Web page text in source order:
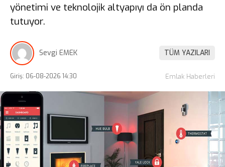
yönetimi ve teknolojik altyapıyı da ön planda
tutuyor.
Sevgi EMEK TÜM YAZILARI
Giriş: 06-08-2026 14:30 Emlak Haberleri